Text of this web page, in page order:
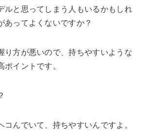
ルと思ってしまう人もいるかもしれ
あってよくないですか？
り方が悪いので、持ちやすいような
イントです。
コんでいて、持ちやすいんですよ。